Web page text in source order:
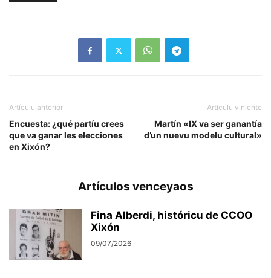
Artículu anterior
Encuesta: ¿qué partíu crees
que va ganar les elecciones
en Xixón?
Artículu viniente
Martín «IX va ser ganantía
d’un nuevu modelu cultural»
Artículos venceyaos
Fina Alberdi, históricu de CCOO
Xixón
09/07/2026